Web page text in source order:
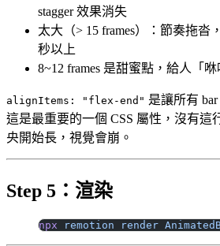
stagger 效果消失
太大（> 15 frames）：節奏拖沓
秒以上
8~12 frames 是甜蜜點，給人「
alignItems: "flex-end" 是讓所有
這是最重要的一個 CSS 屬性，沒有這
央開始長，視覺會崩。
Step 5：渲染
npx remotion render